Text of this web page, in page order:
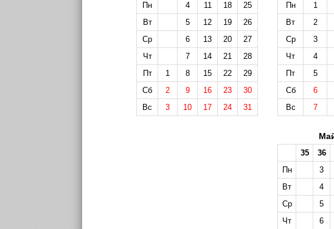
Пн
4 11 18
25
Вт
5 12 19
26
Ср
6 13 20
27
Чт
7 14 21
28
Пт
1 8 15 22
29
Сб
2 9 16 23
30
Вс
3 10 17 24 31
Пн
1
Вт
2
Ср
3
Чт
4
Пт
5
Сб
6
Вс
7
35 36
Пн
3
Вт
4
Ср
5
Чт
6